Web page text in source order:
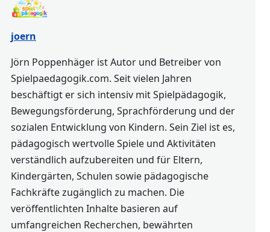
joern
Jörn Poppenhäger ist Autor und Betreiber von
Spielpaedagogik.com. Seit vielen Jahren
beschäftigt er sich intensiv mit Spielpädagogik,
Bewegungsförderung, Sprachförderung und der
sozialen Entwicklung von Kindern. Sein Ziel ist es,
pädagogisch wertvolle Spiele und Aktivitäten
verständlich aufzubereiten und für Eltern,
Kindergärten, Schulen sowie pädagogische
Fachkräfte zugänglich zu machen. Die
veröffentlichten Inhalte basieren auf
umfangreichen Recherchen, bewährten